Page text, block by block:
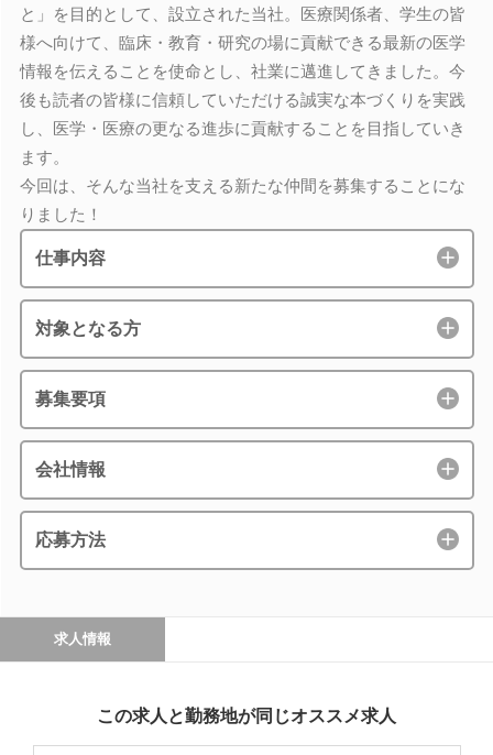
と」を目的として、設立された当社。医療関係者、学生の皆
様へ向けて、臨床・教育・研究の場に貢献できる最新の医学
情報を伝えることを使命とし、社業に邁進してきました。今
後も読者の皆様に信頼していただける誠実な本づくりを実践
し、医学・医療の更なる進歩に貢献することを目指していき
ます。
今回は、そんな当社を支える新たな仲間を募集することにな
りました！
仕事内容
対象となる方
募集要項
会社情報
応募方法
求人情報
この求人と勤務地が同じオススメ求人